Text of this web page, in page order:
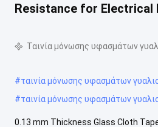
Resistance for Electrical
Ταινία μόνωσης υφασμάτων
#ταινία μόνωσης υφασμάτων
#ταινία μόνωσης υφασμάτων
0.13 mm Thickness Glass Cloth